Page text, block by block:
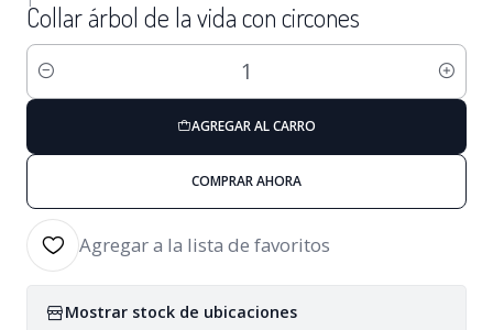
Collar árbol de la vida con circones
Cantidad
AGREGAR AL CARRO
COMPRAR AHORA
Agregar a la lista de favoritos
Mostrar stock de ubicaciones